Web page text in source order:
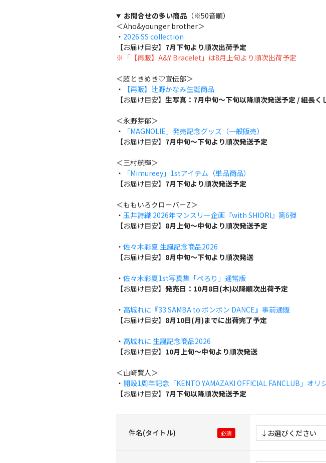
お問合せの多い商品（※50音順）
＜Aho&younger brother＞
・ 2026 SS collection
【お届け目安】 7月下旬より順次出荷予定
※「【再販】A&Y Bracelet」は8月上旬より順次出荷予定
＜超ときめき♡宣伝部＞
・
【再販】辻野かなみ生誕商品
【お届け目安】 生写真：7月中旬～下旬以降順次発送予定 / 組長
＜永野芽郁＞
・
「MAGNOLIE」発売記念グッズ（一般販売）
【お届け目安】 7月中旬～下旬より順次発送予定
＜三村航輝＞
・
「Mimureey」1stアイテム（単品商品）
【お届け目安】 7月下旬より順次発送予定
＜ももいろクローバーZ＞
・ 玉井詩織 2026年マンスリー企画『with SHIORI』第6弾
【お届け目安】 8月上旬～中旬より順次発送予定
・ 佐々木彩夏 生誕記念商品2026
【お届け目安】 8月中旬～下旬より順次発送
・ 佐々木彩夏1st写真集「ぺろり」通常版
【お届け目安】 発売日：10月8日(木)以降順次出荷予定
・ 高城れに『33 SAMBA to ボンボン DANCE』事前通販
【お届け目安】 8月10日(月)までに出荷完了予定
・ 高城れに 生誕記念商品2026
【お届け目安】 10月上旬～中旬より順次発送
＜山﨑賢人＞
・ 開設1周年記念「KENTO YAMAZAKI OFFICIAL FANCLUB」オリ
【お届け目安】 7月下旬以降順次発送予定
件名(タイトル)